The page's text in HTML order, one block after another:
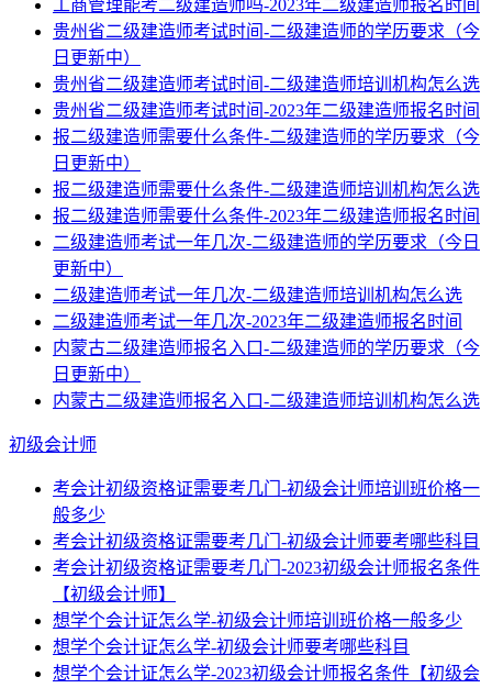
工商管理能考二级建造师吗-2023年二级建造师报名时间
贵州省二级建造师考试时间-二级建造师的学历要求（今
日更新中）
贵州省二级建造师考试时间-二级建造师培训机构怎么选
贵州省二级建造师考试时间-2023年二级建造师报名时间
报二级建造师需要什么条件-二级建造师的学历要求（今
日更新中）
报二级建造师需要什么条件-二级建造师培训机构怎么选
报二级建造师需要什么条件-2023年二级建造师报名时间
二级建造师考试一年几次-二级建造师的学历要求（今日
更新中）
二级建造师考试一年几次-二级建造师培训机构怎么选
二级建造师考试一年几次-2023年二级建造师报名时间
内蒙古二级建造师报名入口-二级建造师的学历要求（今
日更新中）
内蒙古二级建造师报名入口-二级建造师培训机构怎么选
初级会计师
考会计初级资格证需要考几门-初级会计师培训班价格一
般多少
考会计初级资格证需要考几门-初级会计师要考哪些科目
考会计初级资格证需要考几门-2023初级会计师报名条件
【初级会计师】
想学个会计证怎么学-初级会计师培训班价格一般多少
想学个会计证怎么学-初级会计师要考哪些科目
想学个会计证怎么学-2023初级会计师报名条件【初级会